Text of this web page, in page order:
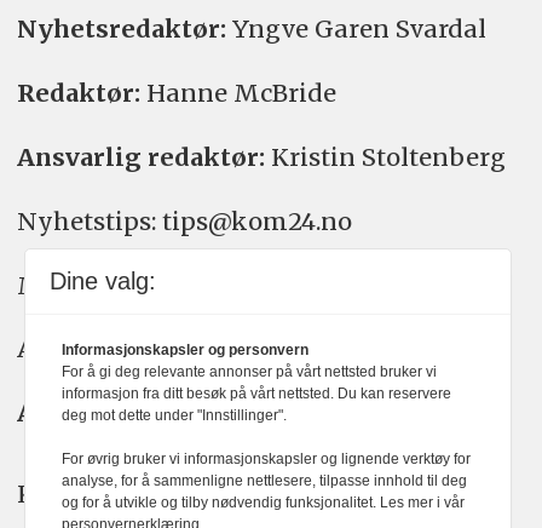
Nyhetsredaktør: Yngve Garen Svardal
Redaktør: Hanne McBride
Ansvarlig redaktør: Kristin Stoltenberg
Nyhetstips: tips@kom24.no
Meninger: meninger@kom24.no
Annonse: annonse@watchmedia.no
Abonnement:kom24@watchmedia.no
KOM24 arbeider etter Vær Varsom-
Dine valg:
Informasjonskapsler og personvern
For å gi deg relevante annonser på vårt nettsted bruker vi
informasjon fra ditt besøk på vårt nettsted. Du kan reservere
deg mot dette under "Innstillinger".
For øvrig bruker vi informasjonskapsler og lignende verktøy for
analyse, for å sammenligne nettlesere, tilpasse innhold til deg
og for å utvikle og tilby nødvendig funksjonalitet. Les mer i vår
personvernerklæring.